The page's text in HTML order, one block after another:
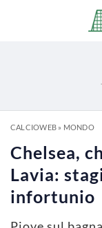
CALCIOWEB» MONDO
Chelsea,
Lavia:
infortunio